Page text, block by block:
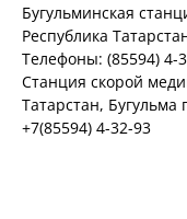
Бугульминская
Республика
Телефоны: (85594) 4-
Станция скорой
Татарстан,
+7(85594) 4-32-93